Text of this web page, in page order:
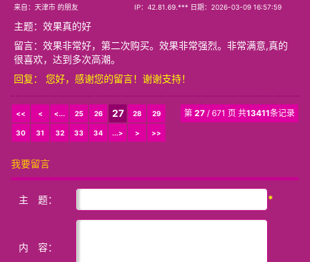
来自：天津市 的朋友 IP：42.81.69.*** 日期：2026-03-09 16:57:59
主题： 效果真的好
留言：效果非常好，第二次购买。效果非常强烈。非常满意,真的
很喜欢，达到多次高潮。
回复： 您好，感谢您的留言！谢谢支持！
<< < <... 第 27 / 671 页 共13411条记录
25 26 27 28 29
30 31 32 33 34 ...> > >>
我要留言
主 题： *
内 容：